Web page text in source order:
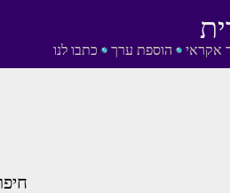
אקראי הוספת ערך כתבו לנו